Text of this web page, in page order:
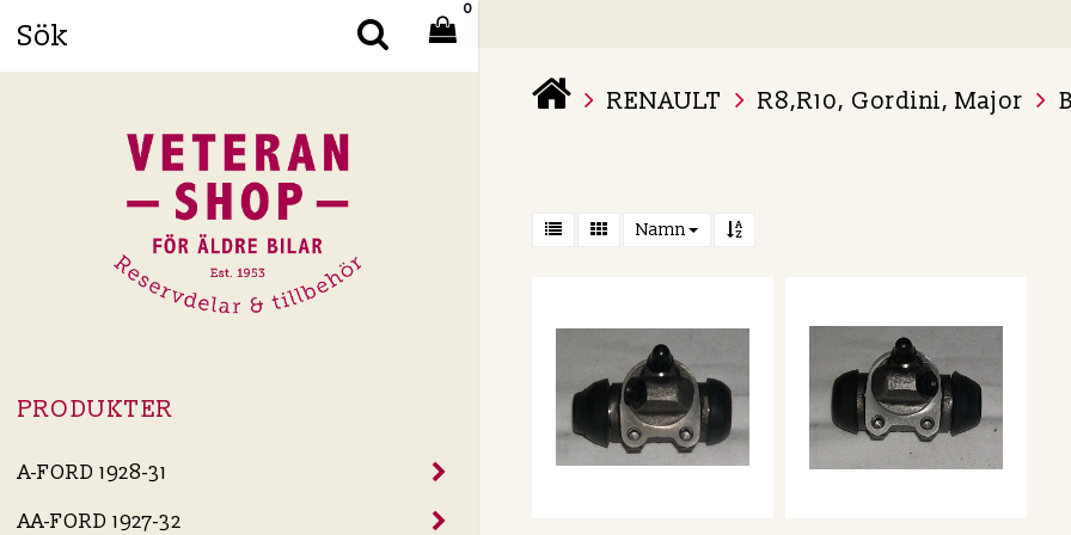
0
Din varukorg är tom
PRODUKTER
A-FORD 1928-31
AA-FORD 1927-32
RENAULT R8,R10, Gordini, Major
Namn